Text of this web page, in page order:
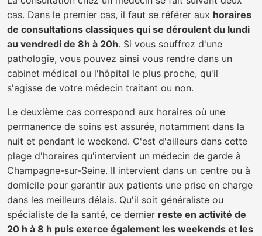
cas. Dans le premier cas, il faut se référer aux horaires
de consultations classiques qui se déroulent du lundi
au vendredi de 8h à 20h. Si vous souffrez d'une
pathologie, vous pouvez ainsi vous rendre dans un
cabinet médical ou l'hôpital le plus proche, qu'il
s'agisse de votre médecin traitant ou non.
Le deuxième cas correspond aux horaires où une
permanence de soins est assurée, notamment dans la
nuit et pendant le weekend. C'est d'ailleurs dans cette
plage d'horaires qu'intervient un médecin de garde à
Champagne-sur-Seine. Il intervient dans un centre ou à
domicile pour garantir aux patients une prise en charge
dans les meilleurs délais. Qu'il soit généraliste ou
spécialiste de la santé, ce dernier reste en activité de
20 h à 8 h puis exerce également les weekends et les